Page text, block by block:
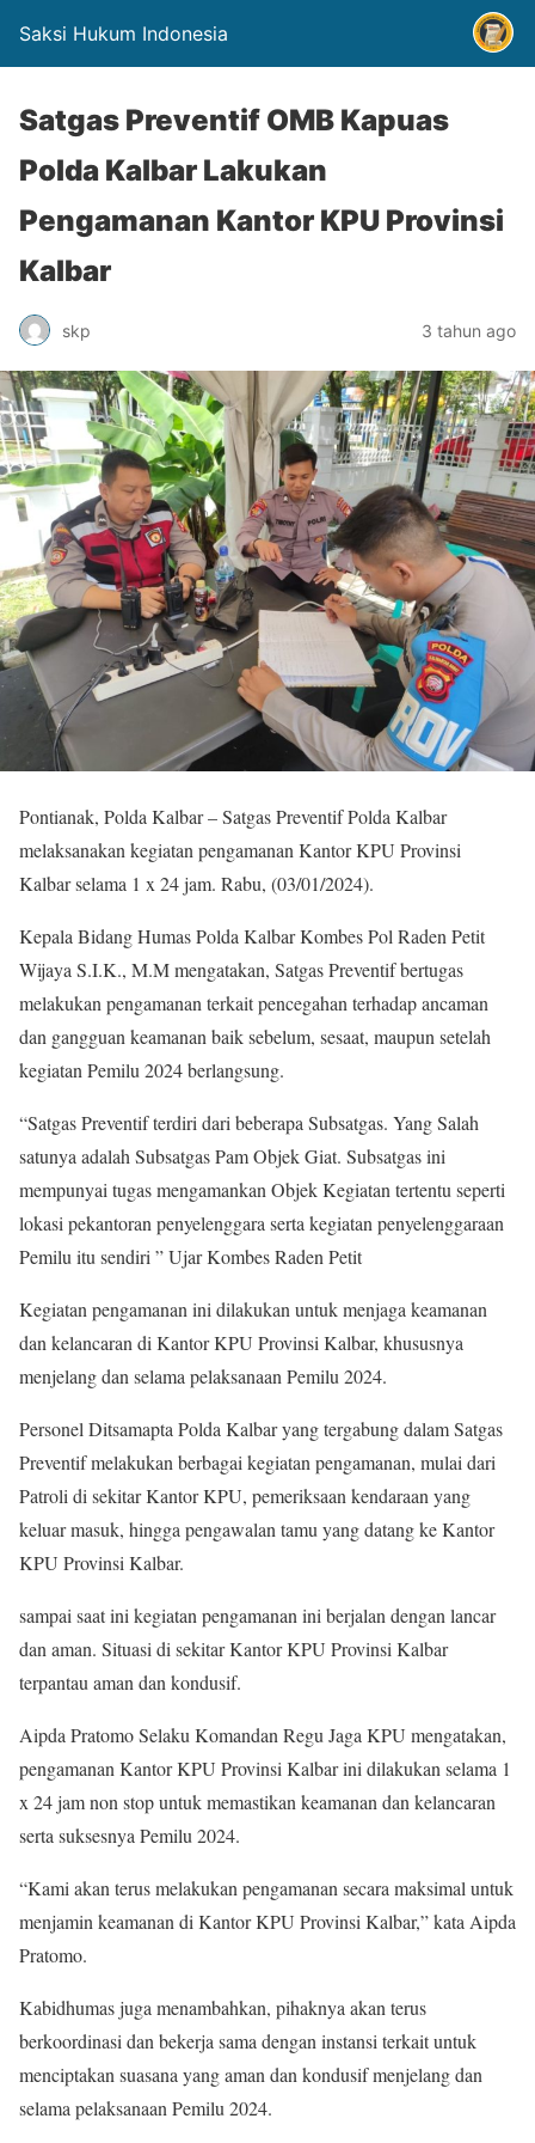
Saksi Hukum Indonesia
Satgas Preventif OMB Kapuas
Polda Kalbar Lakukan
Pengamanan Kantor KPU Provinsi
Kalbar
skp 3 tahun ago
Pontianak, Polda Kalbar – Satgas Preventif Polda Kalbar
melaksanakan kegiatan pengamanan Kantor KPU Provinsi
Kalbar selama 1 x 24 jam. Rabu, (03/01/2024).
Kepala Bidang Humas Polda Kalbar Kombes Pol Raden Petit
Wijaya S.I.K., M.M mengatakan, Satgas Preventif bertugas
melakukan pengamanan terkait pencegahan terhadap ancaman
dan gangguan keamanan baik sebelum, sesaat, maupun setelah
kegiatan Pemilu 2024 berlangsung.
“Satgas Preventif terdiri dari beberapa Subsatgas. Yang Salah
satunya adalah Subsatgas Pam Objek Giat. Subsatgas ini
mempunyai tugas mengamankan Objek Kegiatan tertentu seperti
lokasi pekantoran penyelenggara serta kegiatan penyelenggaraan
Pemilu itu sendiri ” Ujar Kombes Raden Petit
Kegiatan pengamanan ini dilakukan untuk menjaga keamanan
dan kelancaran di Kantor KPU Provinsi Kalbar, khususnya
menjelang dan selama pelaksanaan Pemilu 2024.
Personel Ditsamapta Polda Kalbar yang tergabung dalam Satgas
Preventif melakukan berbagai kegiatan pengamanan, mulai dari
Patroli di sekitar Kantor KPU, pemeriksaan kendaraan yang
keluar masuk, hingga pengawalan tamu yang datang ke Kantor
KPU Provinsi Kalbar.
sampai saat ini kegiatan pengamanan ini berjalan dengan lancar
dan aman. Situasi di sekitar Kantor KPU Provinsi Kalbar
terpantau aman dan kondusif.
Aipda Pratomo Selaku Komandan Regu Jaga KPU mengatakan,
pengamanan Kantor KPU Provinsi Kalbar ini dilakukan selama 1
x 24 jam non stop untuk memastikan keamanan dan kelancaran
serta suksesnya Pemilu 2024.
“Kami akan terus melakukan pengamanan secara maksimal untuk
menjamin keamanan di Kantor KPU Provinsi Kalbar,” kata Aipda
Pratomo.
Kabidhumas juga menambahkan, pihaknya akan terus
berkoordinasi dan bekerja sama dengan instansi terkait untuk
menciptakan suasana yang aman dan kondusif menjelang dan
selama pelaksanaan Pemilu 2024.